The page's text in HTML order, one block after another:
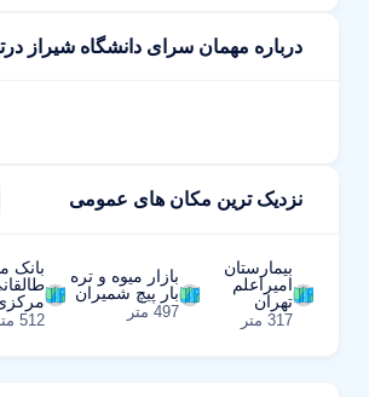
درباره مهمان سرای دانشگاه شیراز
نزدیک ترین مکان های عمومی
بیمارستان
امیراعلم
تهران
317 متر
بازار میوه و تره
بار پیچ شمیران
497 متر
بانک
512 متر